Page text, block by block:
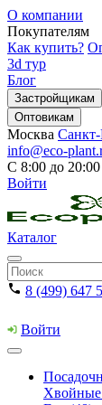
О компании
Покупателям
Как купить?
3d тур
Блог
Застройщикам
Оптовикам
Москва Санкт-
info@eco-
С 8:00 до
Войти
Каталог
8 (499) 647
Войти
Хвойные